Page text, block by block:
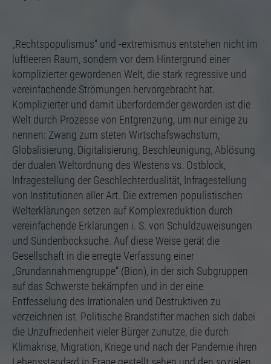
„Rechtspopulismus“ und -extremismus entstehen nicht im
luftleeren Raum, sondern vor dem Hintergrund einer
komplizierter gewordenen Welt, die stark regressive und
vereinfachende Strömungen hervorgebracht hat.
Komplizierter und damit überfordernder geworden ist die
Welt durch Prozesse von Entgrenzung, um nur einige zu
nennen: Zwang zum steten Wirtschafswachstum,
Globalisierung, Digitalisierung, Beschleunigung, Ablösung
der dualen Weltordnung des Westens vs. Ostblock,
Infragestellung der Geschlechterdualität, Infragestellung
von Institutionen aller Art. Die extremen populistischen
Welterklärungen setzen auf Komplexreduktion durch
vereinfachende Erklärungen i. S. von Schuldzuweisungen
und Sündenbocksuche. Auf diese Weise gerät die
Gesellschaft in die erregte Verfassung einer
„Grundannahmengruppe“ (Bion), in der sich Subgruppen
auf das Schwerste bekämpfen und in der eine
Entfesselung des Irrationalen und Destruktiven zu
verzeichnen ist. Politische Brandstifter machen sich dabei
die Unzufriedenheit vieler Bürger zunutze, die durch
Klimakrise, Migration, Kriege und nach der Pandemie ihren